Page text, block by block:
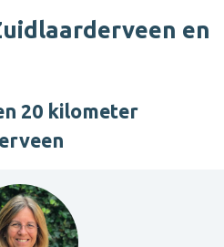
en
20 kilometer